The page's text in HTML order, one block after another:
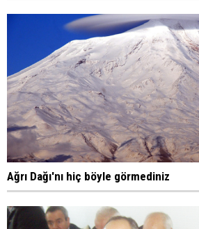
Ağrı Dağı'nı hiç böyle görmediniz